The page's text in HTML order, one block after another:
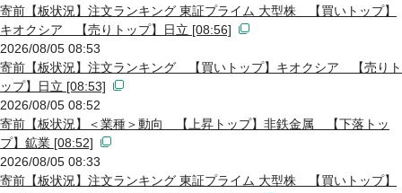
寄前【板状況】注文ランキング 東証プライム 大型株 【買いトップ】
キオクシア 【売りトップ】日立 [08:56]
2026/08/05 08:53
寄前【板状況】注文ランキング 【買いトップ】キオクシア 【売りト
ップ】日立 [08:53]
2026/08/05 08:52
寄前【板状況】＜業種＞動向 【上昇トップ】非鉄金属 【下落トッ
プ】鉱業 [08:52]
2026/08/05 08:33
寄前【板状況】注文ランキング 東証プライム 大型株 【買いトップ】